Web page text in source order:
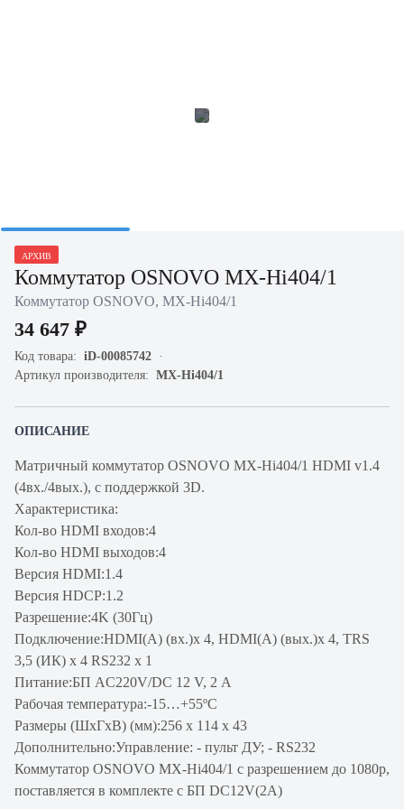
АРХИВ
Коммутатор OSNOVO MX-Hi404/1
Коммутатор OSNOVO, MX-Hi404/1
34 647 ₽
Код товара: iD-00085742
Артикул производителя: MX-Hi404/1
ОПИСАНИЕ
Матричный коммутатор OSNOVO MX-Hi404/1 HDMI v1.4
(4вх./4вых.), с поддержкой 3D.
Характеристика:
Кол-во HDMI входов:4
Кол-во HDMI выходов:4
Версия HDMI:1.4
Версия HDCP:1.2
Разрешение:4K (30Гц)
Подключение:HDMI(A) (вх.)x 4, HDMI(A) (вых.)x 4, TRS
3,5 (ИК) x 4 RS232 x 1
Питание:БП AC220V/DC 12 V, 2 A
Рабочая температура:-15…+55ºC
Размеры (ШхГхВ) (мм):256 х 114 х 43
Дополнительно:Управление: - пульт ДУ; - RS232
Коммутатор OSNOVO MX-Hi404/1 с разрешением до 1080p,
поставляется в комплекте с БП DC12V(2А)